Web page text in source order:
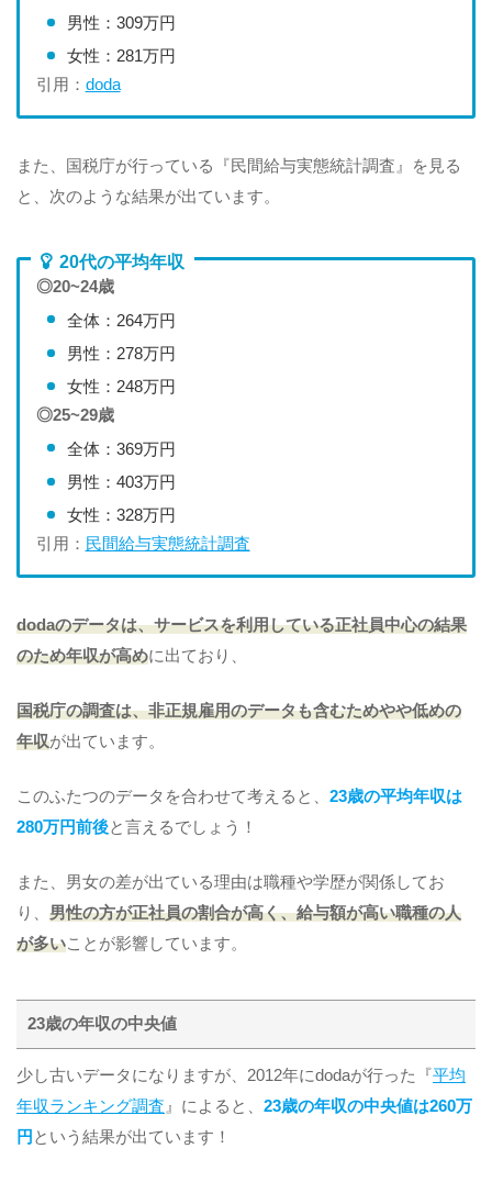
男性：309万円
女性：281万円
引用： doda
また、国税庁が行っている『民間給与実態統計調査』を見る
と、次のような結果が出ています。
20代の平均年収
◎20~24歳
全体：264万円
男性：278万円
女性：248万円
◎25~29歳
全体：369万円
男性：403万円
女性：328万円
引用： 民間給与実態統計調査
dodaのデータは、サービスを利用している正社員中心の結果
のため年収が高めに出ており、
国税庁の調査は、非正規雇用のデータも含むためやや低めの
年収が出ています。
このふたつのデータを合わせて考えると、 23歳の平均年収は
280万円前後と言えるでしょう！
また、男女の差が出ている理由は職種や学歴が関係してお
り、 男性の方が正社員の割合が高く、給与額が高い職種の人
が多いことが影響しています。
23歳の年収の中央値
少し古いデータになりますが、2012年にdodaが行った『平均
年収ランキング調査』によると、 23歳の年収の中央値は260万
円 という結果が出ています！